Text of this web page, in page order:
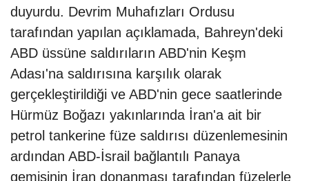
duyurdu. Devrim Muhafızları Ordusu
tarafından yapılan açıklamada, Bahreyn'deki
ABD üssüne saldırıların ABD'nin Keşm
Adası'na saldırısına karşılık olarak
gerçekleştirildiği ve ABD'nin gece saatlerinde
Hürmüz Boğazı yakınlarında İran'a ait bir
petrol tankerine füze saldırısı düzenlemesinin
ardından ABD-İsrail bağlantılı Panaya
gemisinin İran donanması tarafından füzelerle